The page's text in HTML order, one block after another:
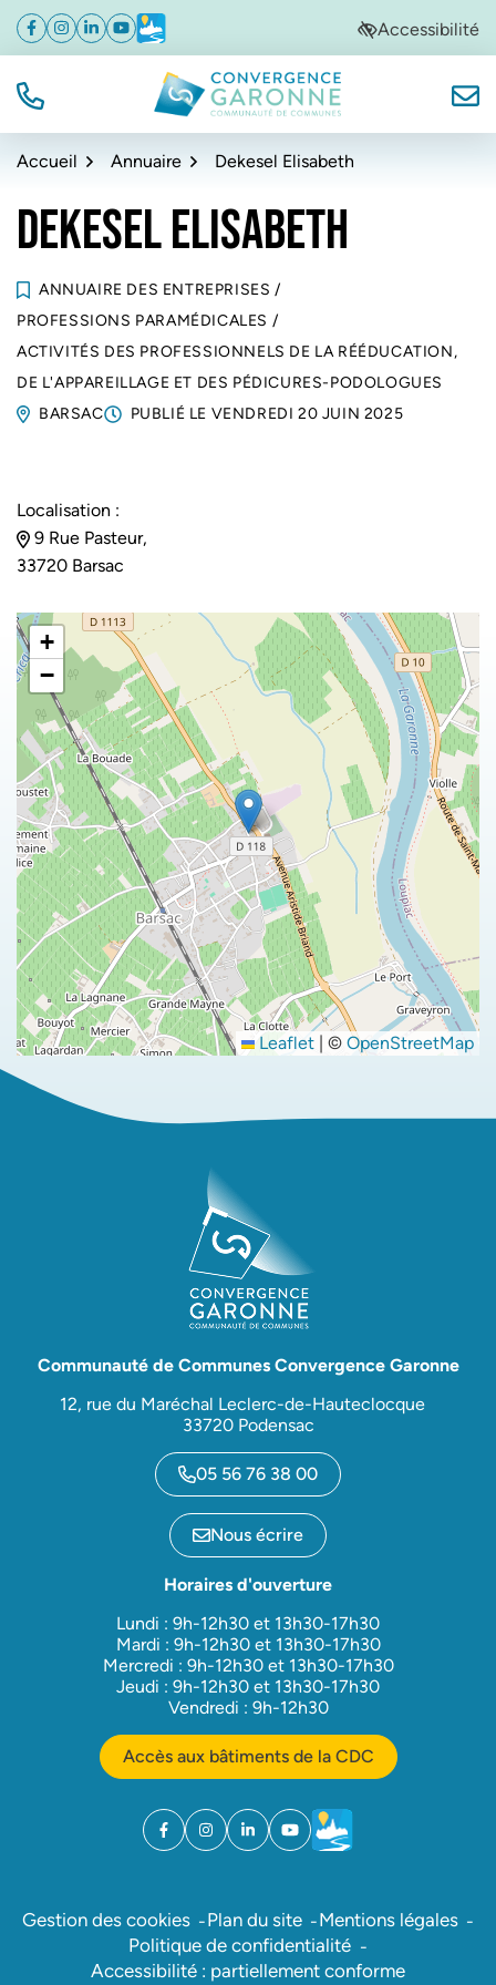
Aller
navigation
Aller
au
Aller
au
de
Facebook
(ouverture dans un nouvel onglet)
Instagram
(ouverture dans un nouvel onglet)
Linkedin
(ouverture dans un nouvel onglet)
YouTube
(ouverture dans un nouvel onglet)
Météo
(ouverture dans un nouvel onglet)Accessibilité
TÉL. Convergence Garonne
Accueil Annuaire Dekesel Elisabeth
DEKESEL ELISABETH
ANNUAIRE DES ENTREPRISES /
PROFESSIONS PARAMÉDICALES /
ACTIVITÉS DES PROFESSIONNELS DE LA RÉÉDUCATION,
DE L'APPAREILLAGE ET DES PÉDICURES-PODOLOGUES
BARSAC
PUBLIÉ LE VENDREDI 20 JUIN 2025
Localisation :
9 Rue Pasteur,
33720 Barsac
+
−
Leaflet | © OpenStreetMap
Communauté de Communes Convergence Garonne
12, rue du Maréchal Leclerc-de-Hauteclocque
33720 Podensac
05 56 76 38 00
Nous écrire
Horaires d'ouverture
Lundi : 9h-12h30 et 13h30-17h30
Mardi : 9h-12h30 et 13h30-17h30
Mercredi : 9h-12h30 et 13h30-17h30
Jeudi : 9h-12h30 et 13h30-17h30
Vendredi : 9h-12h30
Accès aux bâtiments de la CDC
Facebook
(ouverture dans un nouvel onglet)
Instagram
(ouverture dans un nouvel onglet)
Linkedin
(ouverture dans un nouvel onglet)
YouTube
(ouverture dans un nouvel
Météo
(ouverture dans un
Gestion des cookies Plan du site
Mentions légales
Politique de confidentialité
Accessibilité : partiellement conforme